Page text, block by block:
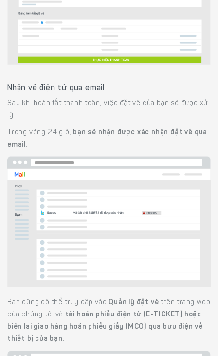
Nhận vé điện tử qua email
Sau khi hoàn tất thanh toán, việc đặt vé của bạn sẽ được xử
lý.
Trong vòng 24 giờ, bạn sẽ nhận được xác nhận đặt vé qua
email.
Bạn cũng có thể truy cập vào Quản lý đặt vé trên trang web
của chúng tôi và tải hoán phiếu điện tử (E-TICKET) hoặc
biên lai giao hàng hoán phiếu giấy (MCO) qua bưu điện về
thiết bị của bạn .